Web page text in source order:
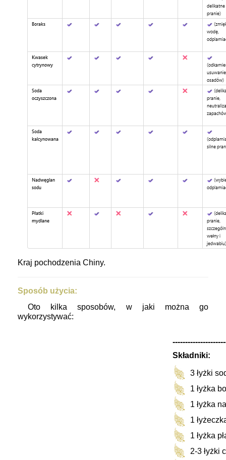
Kraj pochodzenia Chiny.
Sposób użycia:
Oto kilka sposobów, w jaki można go
wykorzystywać:
Składniki:
3 łyżki
1 łyżka
1 łyżka
1
1 łyżka
2-3 łyżki